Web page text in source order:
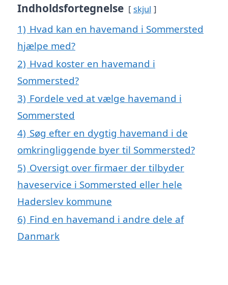
Indholdsfortegnelse skjul
1) Hvad kan en havemand i Sommersted
hjælpe med?
2) Hvad koster en havemand i
Sommersted?
3) Fordele ved at vælge havemand i
Sommersted
4) Søg efter en dygtig havemand i de
omkringliggende byer til Sommersted?
5) Oversigt over firmaer der tilbyder
haveservice i Sommersted eller hele
Haderslev kommune
6) Find en havemand i andre dele af
Danmark